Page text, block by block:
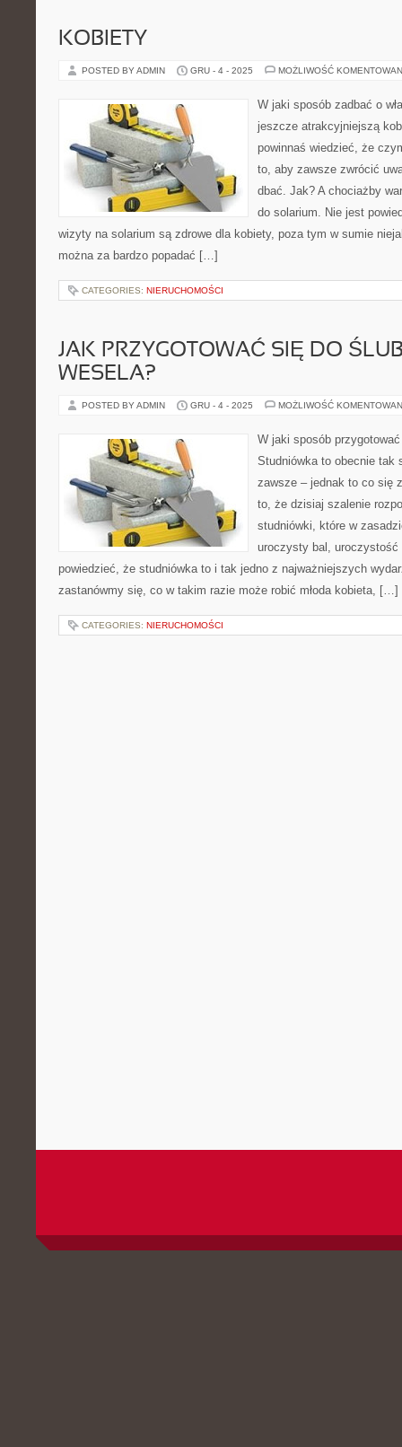
KOBIETY
POSTED BY ADMIN GRU - 4 - 2025 MOŻLIWOŚĆ
W jaki sposób zadbać o
jeszcze atrakcyjniejszą
powinnaś wiedzieć, że
to, aby zawsze zwrócić
dbać. Jak? A chociażby
do solarium. Nie jest
wizyty na solarium są zdrowe dla kobiety, poza tym w sumie
można za bardzo popadać […]
CATEGORIES: NIERUCHOMOŚCI
JAK PRZYGOTOWAĆ SIĘ DO
WESELA?
POSTED BY ADMIN GRU - 4 - 2025 MOŻLIWOŚĆ
W jaki sposób
Studniówka to obecnie tak
zawsze – jednak to co się
to, że dzisiaj szalenie
studniówki, które w
uroczysty bal, uroczystość
powiedzieć, że studniówka to i tak jedno z najważniejszych
zastanówmy się, co w takim razie może robić młoda kobieta, […]
CATEGORIES: NIERUCHOMOŚCI